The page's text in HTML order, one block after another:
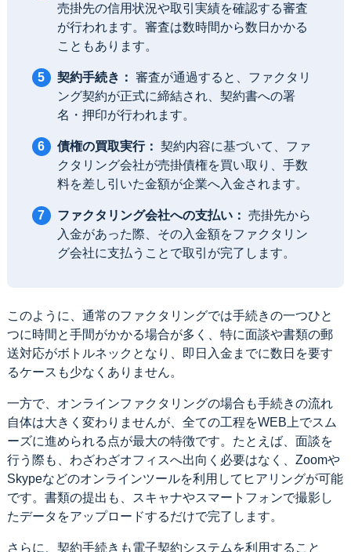
売掛先の信用状況や取引実績を確認する審査
が行われます。審査は数時間から数日かかる
こともあります。
契約手続き： 審査が通過すると、ファクタリ
ング契約が正式に締結され、契約書への署
名・押印が行われます。
債権の買取実行： 契約内容に基づいて、ファ
クタリング会社が売掛債権を買い取り、手数
料を差し引いた金額が企業へ入金されます。
ファクタリング会社への支払い： 売掛先から
入金があった際、その入金額をファクタリン
グ会社に支払うことで取引が完了します。
このように、通常のファクタリングでは手続きの一つひと
つに時間と手間がかかる場合が多く、特に面談や書類の郵
送対応がボトルネックとなり、即日入金までに数日を要す
るケースも少なくありません。
一方で、オンラインファクタリングの場合も手続きの流れ
自体は大きく変わりませんが、全ての工程をWEB上でスム
ーズに進められる点が最大の特徴です。たとえば、面談を
行う際も、わざわざオフィスへ出向く必要はなく、Zoomや
Skypeなどのオンラインツールを利用してヒアリングが可能
です。書類の提出も、スキャナやスマートフォンで撮影し
たデータをアップロードするだけで完了します。
さらに、契約手続きも電子契約システムを利用すること